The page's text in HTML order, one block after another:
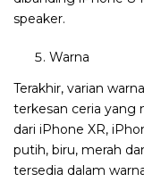
speaker.
Warna
Terakhir, varian
terkesan ceria yang
dari iPhone XR,
putih, biru, merah
tersedia dalam